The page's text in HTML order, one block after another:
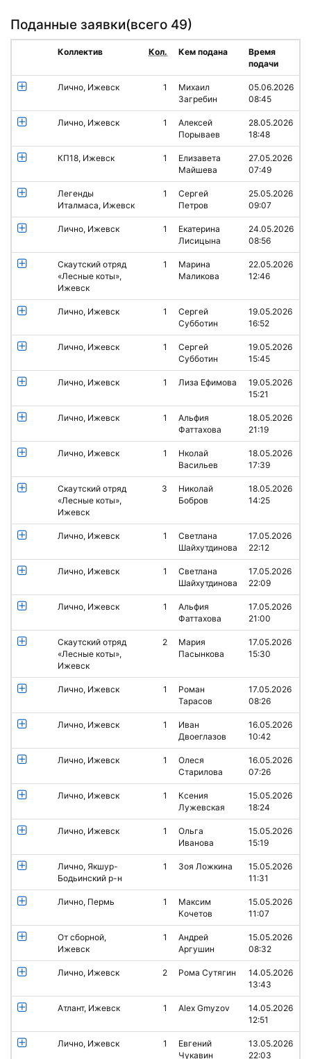
Поданные заявки(всего 49)
Коллектив Кол. Кем подана
Время
подачи
Лично, Ижевск 1
Михаил
Загребин
05.06.2026
08:45
Лично, Ижевск 1
Алексей
Порываев
28.05.2026
18:48
КП18, Ижевск 1
Елизавета
Майшева
27.05.2026
07:49
Легенды
Италмаса, Ижевск
1
Сергей
Петров
25.05.2026
09:07
Лично, Ижевск 1
Екатерина
Лисицына
24.05.2026
08:56
Скаутский отряд
«Лесные коты»,
Ижевск
1
Марина
Маликова
22.05.2026
12:46
Лично, Ижевск 1
Сергей
Субботин
19.05.2026
16:52
Лично, Ижевск 1
Сергей
Субботин
19.05.2026
15:45
Лично, Ижевск 1 Лиза Ефимова
19.05.2026
15:21
Лично, Ижевск 1
Альфия
Фаттахова
18.05.2026
21:19
Лично, Ижевск 1
Нколай
Васильев
18.05.2026
17:39
Скаутский отряд
«Лесные коты»,
Ижевск
3
Николай
Бобров
18.05.2026
14:25
Лично, Ижевск 1
Светлана
Шайхутдинова
17.05.2026
22:12
Лично, Ижевск 1
Светлана
Шайхутдинова
17.05.2026
22:09
Лично, Ижевск 1
Альфия
Фаттахова
17.05.2026
21:00
Скаутский отряд
«Лесные коты»,
Ижевск
2
Мария
Пасынкова
17.05.2026
15:30
Лично, Ижевск 1
Роман
Тарасов
17.05.2026
08:26
Лично, Ижевск 1
Иван
Двоеглазов
16.05.2026
10:42
Лично, Ижевск 1
Олеся
Старилова
16.05.2026
07:26
Лично, Ижевск 1
Ксения
Лужевская
15.05.2026
18:24
Лично, Ижевск 1
Ольга
Иванова
15.05.2026
15:19
Лично, Якшур-
Бодьинский р-н
1 Зоя Ложкина
15.05.2026
11:31
Лично, Пермь 1
Максим
Кочетов
15.05.2026
11:07
От сборной,
Ижевск
1
Андрей
Аргушин
15.05.2026
08:32
Лично, Ижевск 2 Рома Сутягин
14.05.2026
13:43
Атлант, Ижевск 1 Alex Gmyzov
14.05.2026
12:51
Лично, Ижевск 1
Евгений
Чукавин
13.05.2026
22:03